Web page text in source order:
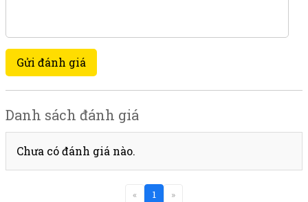
Gửi đánh giá
Danh sách đánh giá
Chưa có đánh giá nào.
« 1 »